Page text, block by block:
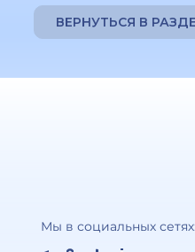
ВЕРНУТЬСЯ В
Мы в социальных сетях: